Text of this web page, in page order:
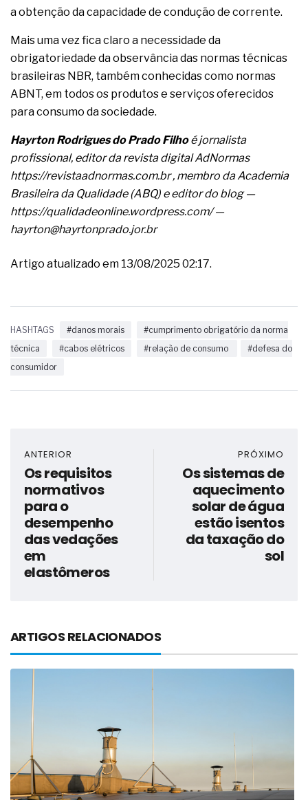
a obtenção da capacidade de condução de corrente.
Mais uma vez fica claro a necessidade da
obrigatoriedade da observância das normas técnicas
brasileiras NBR, também conhecidas como normas
ABNT, em todos os produtos e serviços oferecidos
para consumo da sociedade.
Hayrton Rodrigues do Prado Filhoé jornalista
profissional, editor da revista digital AdNormas
https://revistaadnormas.com.br, membro daAcademia
Brasileira da Qualidade (ABQ) e editor do blog —
https://qualidadeonline.wordpress.com/—
hayrton@hayrtonprado.jor.br
Artigo atualizado em 13/08/2025 02:17.
HASHTAGS #danos morais
#cumprimento obrigatório da norma
técnica
#cabos elétricos #relação de consumo
#defesa do
consumidor
ANTERIOR
Os requisitos
normativos
para o
desempenho
das vedações
em
elastômeros
PRÓXIMO
Os sistemas de
aquecimento
solar de água
estão isentos
da taxação do
sol
ARTIGOS RELACIONADOS